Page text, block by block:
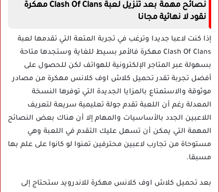
نصائح مهمة بعد تنزيل لعبة Clash Of Clans مهكرة
نقود لا نهائية مجانا
إذا كنت لاعبا جديدا وترغب في تجربة المتعة التي تقدمها لعبة
Clash Of Clans مهكرة فالأمر بسيط للغاية وستجدها متاحة
بسهولة عبر المتاجر الإلكترونية للهواتف لكن للحصول على
أفضل تجربة تقدر تحميل كلاش اوف كلانس مهكرة من مصادر
موثوقة والاستمتاع بالمزايا الجديدة التي توفرها النسخة
المعدلة رغم أن اللعبة تقدم جولة تعليمية سريعة لتعريف
اللاعبين الجدد بالأساسيات والمهام إلا أن هناك بعض النصائح
المهمة التي يمكن أن تسهل عليك التقدم في اللعبة وهي
مستوحاة من تجارب لاعبين محترفين تمنوا لو كانوا على علم بها
مسبقا.
بعد تحميل كلاش اوف كلانس مهكرة للاندرويد ستحتاج إلى